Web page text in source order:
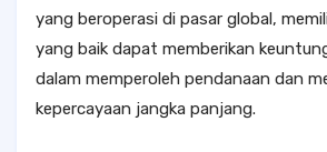
yang beroperasi di pasar global,
yang baik dapat memberikan
dalam memperoleh pendanaan dan
kepercayaan jangka panjang.